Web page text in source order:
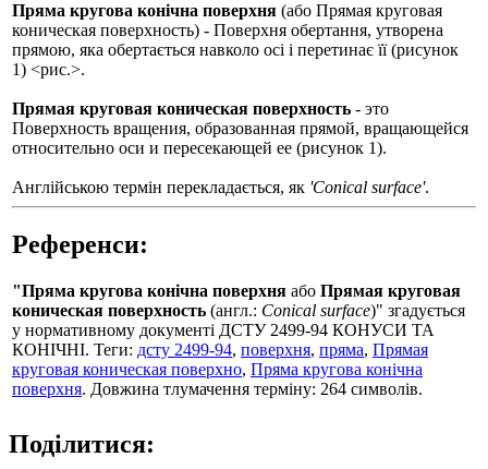
Пряма кругова конічна поверхня (або Прямая круговая
коническая поверхность) - Поверхня обертання, утворена
прямою, яка обертається навколо осі і перетинає її (рисунок
1) <рис.>.
Прямая круговая коническая поверхность - это
Поверхность вращения, образованная прямой, вращающейся
относительно оси и пересекающей ее (рисунок 1).
Англійською термін перекладається, як 'Conical surface'.
Референси:
"Пряма кругова конічна поверхня або Прямая круговая
коническая поверхность (англ.: Conical surface)" згадується
у нормативному документі ДСТУ 2499-94 КОНУСИ ТА
КОНІЧНІ. Теги: дсту 2499-94, поверхня, пряма, Прямая
круговая коническая поверхно, Пряма кругова конічна
поверхня. Довжина тлумачення терміну: 264 символів.
Поділитися: